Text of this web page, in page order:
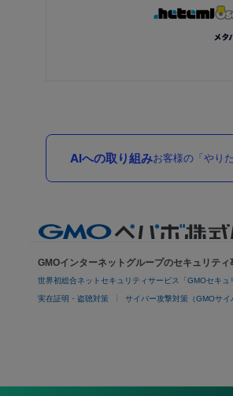
AIへの取り組みお客様の「やり
GMOインターネットグループのセキュリティ
世界初総合ネットセキュリティサービス「GMOセキュ
実在証明・盗聴対策 サイバー攻撃対策（GMOサイ